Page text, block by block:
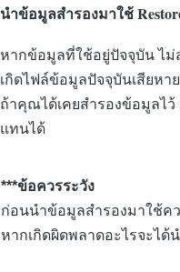
นำข้อมูลสำรองมาใช้
หากข้อมูลที่ใช้อยู่ปัจจุบัน ไม่
เกิดไฟล์ข้อมูลปัจจุบันเสียหาย
ถ้าคุณได้เคยสำรองข้อมูลไ
แทนได้
***ข้อควรระวัง
ก่อนนำข้อมูลสำรองมาใช้ค
หากเกิดผิดพลาดอะไรจะไ